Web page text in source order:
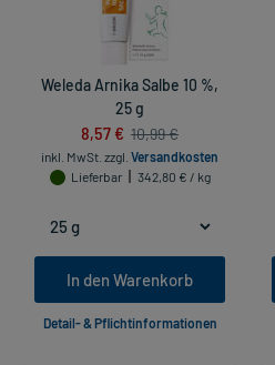
Weleda Arnika Salbe 10 %,
25 g
8,57 € 10,99 €
inkl. MwSt. zzgl. Versandkosten
Lieferbar
342,80 € / kg
In den Warenkorb
Detail- & Pflichtinformationen